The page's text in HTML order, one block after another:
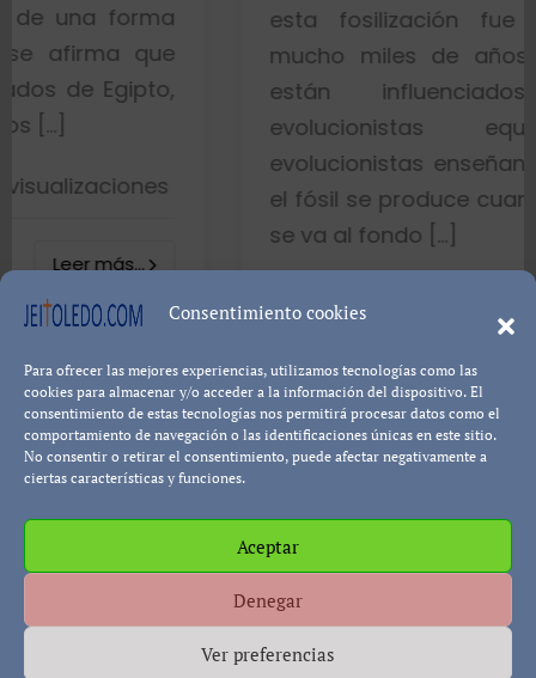
Consentimiento cookies
Para ofrecer las mejores experiencias, utilizamos tecnologías como las
cookies para almacenar y/o acceder a la información del dispositivo. El
consentimiento de estas tecnologías nos permitirá procesar datos como el
comportamiento de navegación o las identificaciones únicas en este sitio.
No consentir o retirar el consentimiento, puede afectar negativamente a
ciertas características y funciones.
Aceptar
Denegar
Ver preferencias
esta fosilización fue un
mucho miles de años. Esto es
están influenciados por
evolucionistas equivocadas.
evolucionistas enseñan con gráficos
el fósil se produce cuando el pez
se va al fondo […]
Pablo Blanco Leer
Responsabilidad